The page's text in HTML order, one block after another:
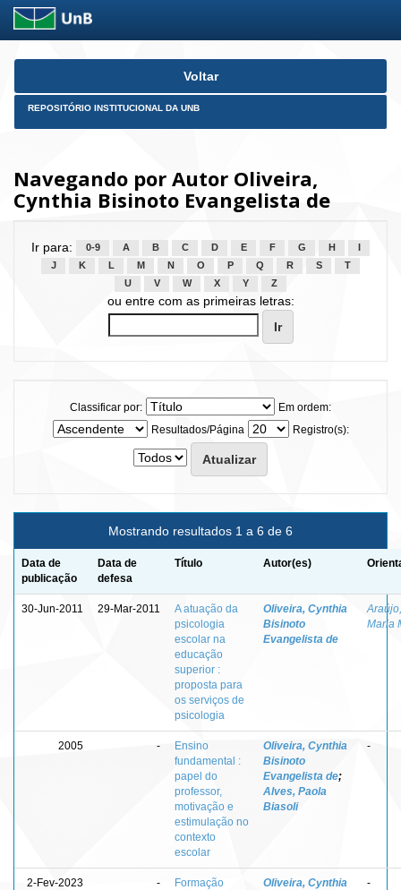
Skip
Voltar
REPOSITÓRIO INSTITUCIONAL DA UNB
Navegando por Autor Oliveira,
Cynthia Bisinoto Evangelista de
Ir para: 0-9 A B C D E F G H
J
K L M N O P Q R S
T
U
V W X Y Z
ou entre com as primeiras letras:
Classificar por:
Em ordem:
Resultados/Página
Registro(s):
Mostrando resultados 1 a 6 de 6
Data de
publicação
Data de
defesa
Título Autor(es)
30-Jun-2011 29-Mar-2011
A atuação da
psicologia
escolar na
educação
superior :
proposta para
os serviços de
psicologia
Oliveira, Cynthia
Bisinoto
Evangelista de
Maria
2005 -
Ensino
fundamental :
papel do
professor,
motivação e
estimulação no
contexto
escolar
Oliveira, Cynthia
Bisinoto
Evangelista de;
Alves, Paola
Biasoli
-
2-Fev-2023 -
Formação
Oliveira, Cynthia
-